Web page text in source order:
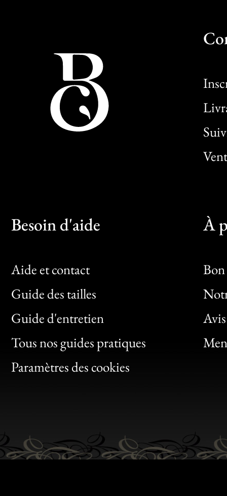
Besoin d'aide
Aide et contact
Guide des tailles
Guide d'entretien
Tous nos guides pratiques
Paramètres des cookies
À
Bon
Clic